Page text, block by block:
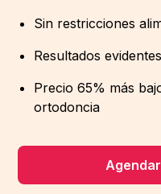
Sin restricciones
Resultados
Precio 65% más
ortodoncia